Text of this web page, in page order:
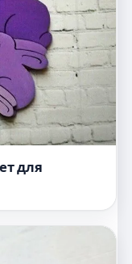
для